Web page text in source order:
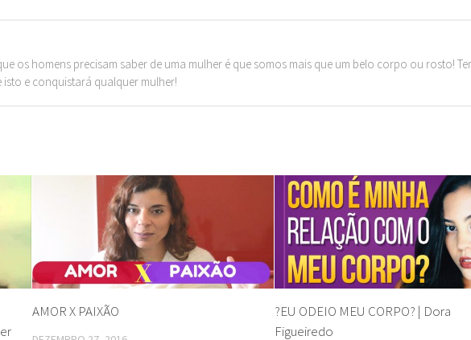
os homens precisam saber de uma mulher é que somos mais que um belo corpo ou rosto!
isto e conquistará qualquer mulher!
AMOR X PAIXÃO
?EU ODEIO MEU CORPO? | Dora
Figueiredo